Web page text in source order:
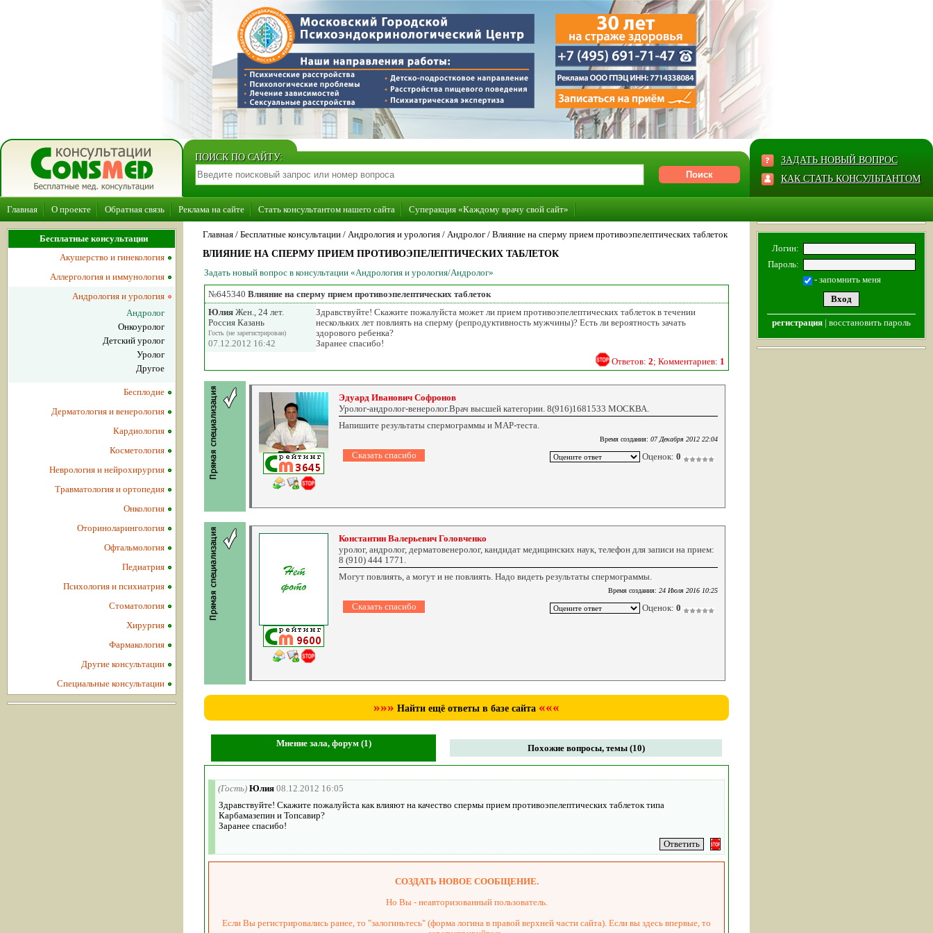
ПОИСК ПО САЙТУ:
ЗАДАТЬ НОВЫЙ ВОПРОС
КАК СТАТЬ КОНСУЛЬТАНТОМ
Главная О проекте Обратная связь Реклама на сайте Стать консультантом нашего сайта Суперакция «Каждому врачу свой сайт»
Главная / Бесплатные консультации / Андрология и урология / Андролог / Влияние на сперму прием противоэпелептических таблеток
ВЛИЯНИЕ НА СПЕРМУ ПРИЕМ ПРОТИВОЭПЕЛЕПТИЧЕСКИХ ТАБЛЕТОК
Задать новый вопрос в консультации «Андрология и урология/Андролог»
№645340 Влияние на сперму прием противоэпелептических таблеток
Юлия Жен., 24 лет.
Россия Казань
Гость (не зарегистрирован)
07.12.2012 16:42
Здравствуйте! Скажите пожалуйста может ли прием противоэпелептических таблеток в течении
нескольких лет повлиять на сперму (репродуктивность мужчины)? Есть ли вероятность зачать
здорового ребенка?
Заранее спасибо!
Ответов: 2; Комментариев: 1
Эдуард Иванович Софронов
Уролог-андролог-венеролог.Врач высшей категории. 8(916)1681533 МОСКВА.
Напишите результаты спермограммы и МАР-теста.
Время создания: 07 Декабря 2012 22:04
Оценок: 0
Константин Валерьевич Головченко
уролог, андролог, дерматовенеролог, кандидат медицинских наук, телефон для записи на прием:
8 (910) 444 1771.
Могут повлиять, а могут и не повлиять. Надо видеть результаты спермограммы.
Время создания: 24 Июля 2016 10:25
Оценок: 0
»»» Найти ещё ответы в базе сайта «««
Мнение зала, форум (1) Похожие вопросы, темы (10)
(Гость) Юлия 08.12.2012 16:05
Здравствуйте! Скажите пожалуйста как влияют на качество спермы прием противоэпелептических таблеток типа
Карбамазепин и Топсавир?
Заранее спасибо!
СОЗДАТЬ НОВОЕ СООБЩЕНИЕ.
Но Вы - неавторизованный пользователь.
Если Вы регистрировались ранее, то "залогиньтесь" (форма логина в правой верхней части сайта). Если вы здесь впервые, то
Бесплатные консультации
Акушерство и гинекология
Аллергология и иммунология
Андрология и урология
Андролог
Онкоуролог
Детский уролог
Уролог
Другое
Бесплодие
Дерматология и венерология
Кардиология
Косметология
Неврология и нейрохирургия
Травматология и ортопедия
Онкология
Оториноларингология
Офтальмология
Педиатрия
Психология и психиатрия
Стоматология
Хирургия
Фармакология
Другие консультации
Специальные консультации
Логин:
Пароль:
- запомнить меня
регистрация | восстановить пароль